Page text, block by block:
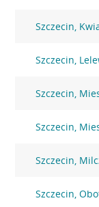
Szczecin,
Szczecin,
Szczecin,
Szczecin,
Szczecin,
Szczecin,